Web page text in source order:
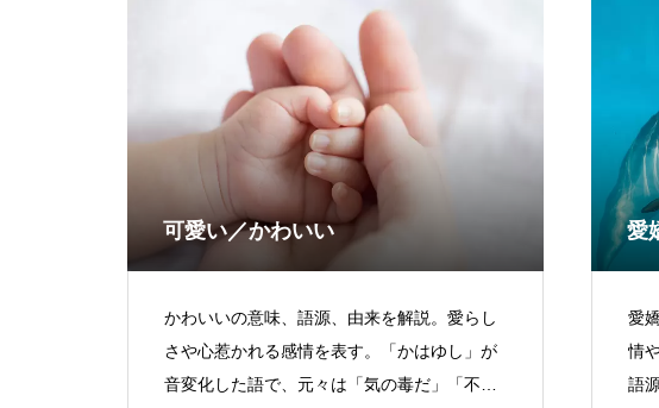
可愛い／かわいい
かわいいの意味、語源、由来を解説。愛らし
さや心惹かれる感情を表す。「かはゆし」が
音変化した語で、元々は「気の毒だ」「不憫
愛
愛
情
語